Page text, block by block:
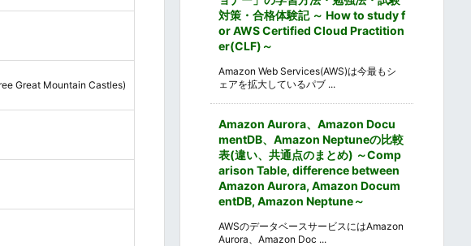
Great Mountain Castles)
対策・合格体験記 ～ How to study f
or AWS Certified Cloud Practition
er(CLF)～
Amazon Web Services(AWS)は今最もシ
ェアを拡大しているパブ ...
Amazon Aurora、Amazon Docu
mentDB、Amazon Neptuneの比較
表(違い、共通点のまとめ) ～Comp
arison Table, difference between
Amazon Aurora, Amazon Docum
entDB, Amazon Neptune～
AWSのデータベースサービスにはAmazon
Aurora、Amazon Doc ...